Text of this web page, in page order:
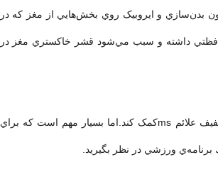
و ايروبيک روي بخش‌هايي از مغز که در
داشته و سبب مي‌شود قشر خاکستري مغز در
*چند نکته مهم ورزش مي‌تواند به تخفيف علائم msکمک کند.اما بسيار مهم است كه براي
برنامه‌ي ورزشي در نظر بگيريد.